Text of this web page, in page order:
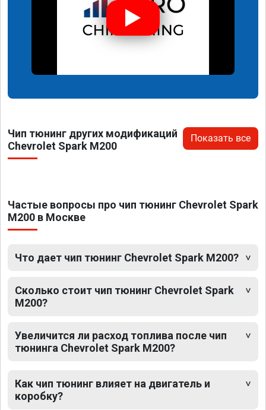
Чип тюнинг других модификаций
Chevrolet Spark M200
Показать все
Частые вопросы про чип тюнинг Chevrolet Spark
M200 в Москве
Что дает чип тюнинг Chevrolet Spark M200?
Сколько стоит чип тюнинг Chevrolet Spark
M200?
Увеличится ли расход топлива после чип
тюнинга Chevrolet Spark M200?
Как чип тюнинг влияет на двигатель и
коробку?